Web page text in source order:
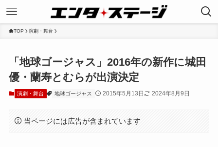
TOP 演劇・舞台
「地球ゴージャス」2016年の新作に城田
優・蘭寿とむらが出演決定
演劇・舞台 地球ゴージャス 2015年5月13日 2024年8月9日
当ページには広告が含まれています